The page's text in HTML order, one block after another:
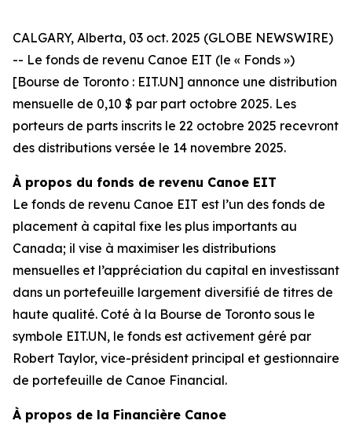
CALGARY, Alberta, 03 oct. 2025 (GLOBE NEWSWIRE)
-- Le fonds de revenu Canoe EIT (le « Fonds »)
[Bourse de Toronto : EIT.UN] annonce une distribution
mensuelle de 0,10 $ par part octobre 2025. Les
porteurs de parts inscrits le 22 octobre 2025 recevront
des distributions versée le 14 novembre 2025.
À propos du fonds de revenu Canoe EIT
Le fonds de revenu Canoe EIT est l’un des fonds de
placement à capital fixe les plus importants au
Canada; il vise à maximiser les distributions
mensuelles et l’appréciation du capital en investissant
dans un portefeuille largement diversifié de titres de
haute qualité. Coté à la Bourse de Toronto sous le
symbole EIT.UN, le fonds est activement géré par
Robert Taylor, vice-président principal et gestionnaire
de portefeuille de Canoe Financial.
À propos de la Financière Canoe